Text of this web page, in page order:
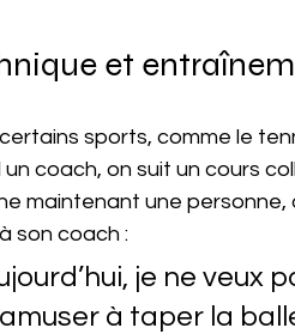
et
sports, comme le
coach, on suit un cours
maintenant une
son coach :
je ne veux
à taper la